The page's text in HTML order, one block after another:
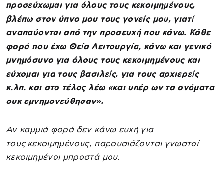
προσεύχωμαι για όλους τους κεκοιμημένους,
βλέπω στον ύπνο μου τους γονείς μου, γιατί
αναπαύονται από την προσευχή που κάνω. Κάθε
φορά που έχω Θεία Λειτουργία, κάνω και γενικό
μνημόσυνο για όλους τους κεκοιμημένους και
εύχομαι για τους βασιλείς, για τους αρχιερείς
κ.λπ. και στο τέλος λέω «και υπέρ ων τα ονόματα
ουκ εμνημονεύθησαν».
Αν καμμιά φορά δεν κάνω ευχή για
τους κεκοιμημένους, παρουσιάζονται γνωστοί
κεκοιμημένοι μπροστά μου.